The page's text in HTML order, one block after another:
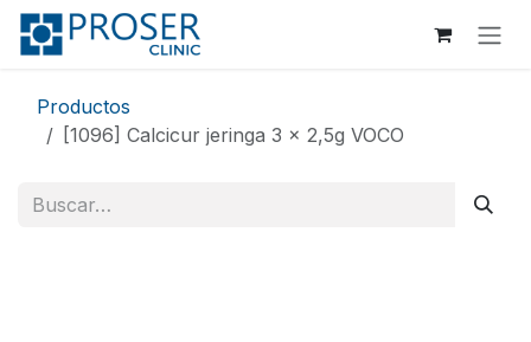
Ir al contenido
Productos
[1096] Calcicur jeringa 3 x 2,5g VOCO